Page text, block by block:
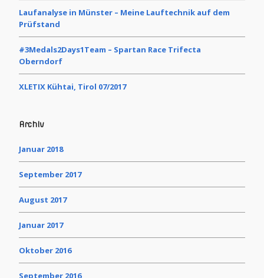
Laufanalyse in Münster – Meine Lauftechnik auf dem
Prüfstand
#3Medals2Days1Team – Spartan Race Trifecta
Oberndorf
XLETIX Kühtai, Tirol 07/2017
Archiv
Januar 2018
September 2017
August 2017
Januar 2017
Oktober 2016
September 2016